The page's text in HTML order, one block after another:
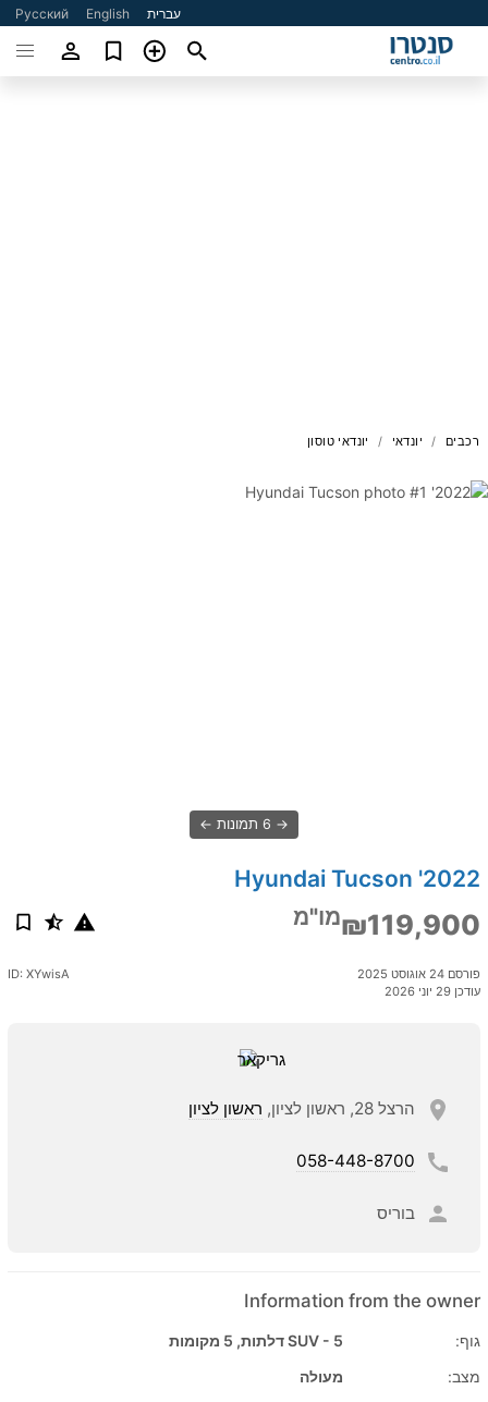
עברית English
Русский
רכבים יונדאי יונדאי טוסון
6 תמונות
2022' Hyundai Tucson
₪119,900מו"מ
פורסם 24 אוגוסט 2025
עודכן 29 יוני 2026
ID: XYwisA
הרצל 28, ראשון לציון, ראשון לציון
058-448-8700
בוריס
Information from the owner
גוף:
SUV - 5 דלתות, 5 מקומות
מצב:
מעולה